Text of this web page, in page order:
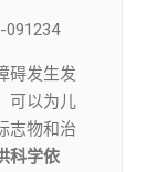
091234
碍发生发
可以为儿
志物和治
科学依